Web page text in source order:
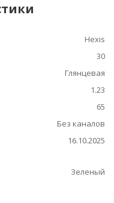
Hexis
30
Глянцевая
1.23
65
Без каналов
16.10.2025
Зеленый